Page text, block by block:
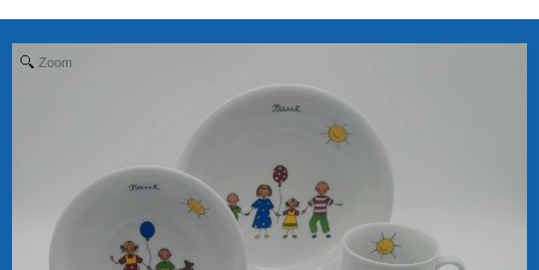
Zoom